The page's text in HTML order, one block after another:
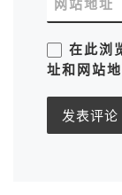
网站地址
在此浏
址和网站